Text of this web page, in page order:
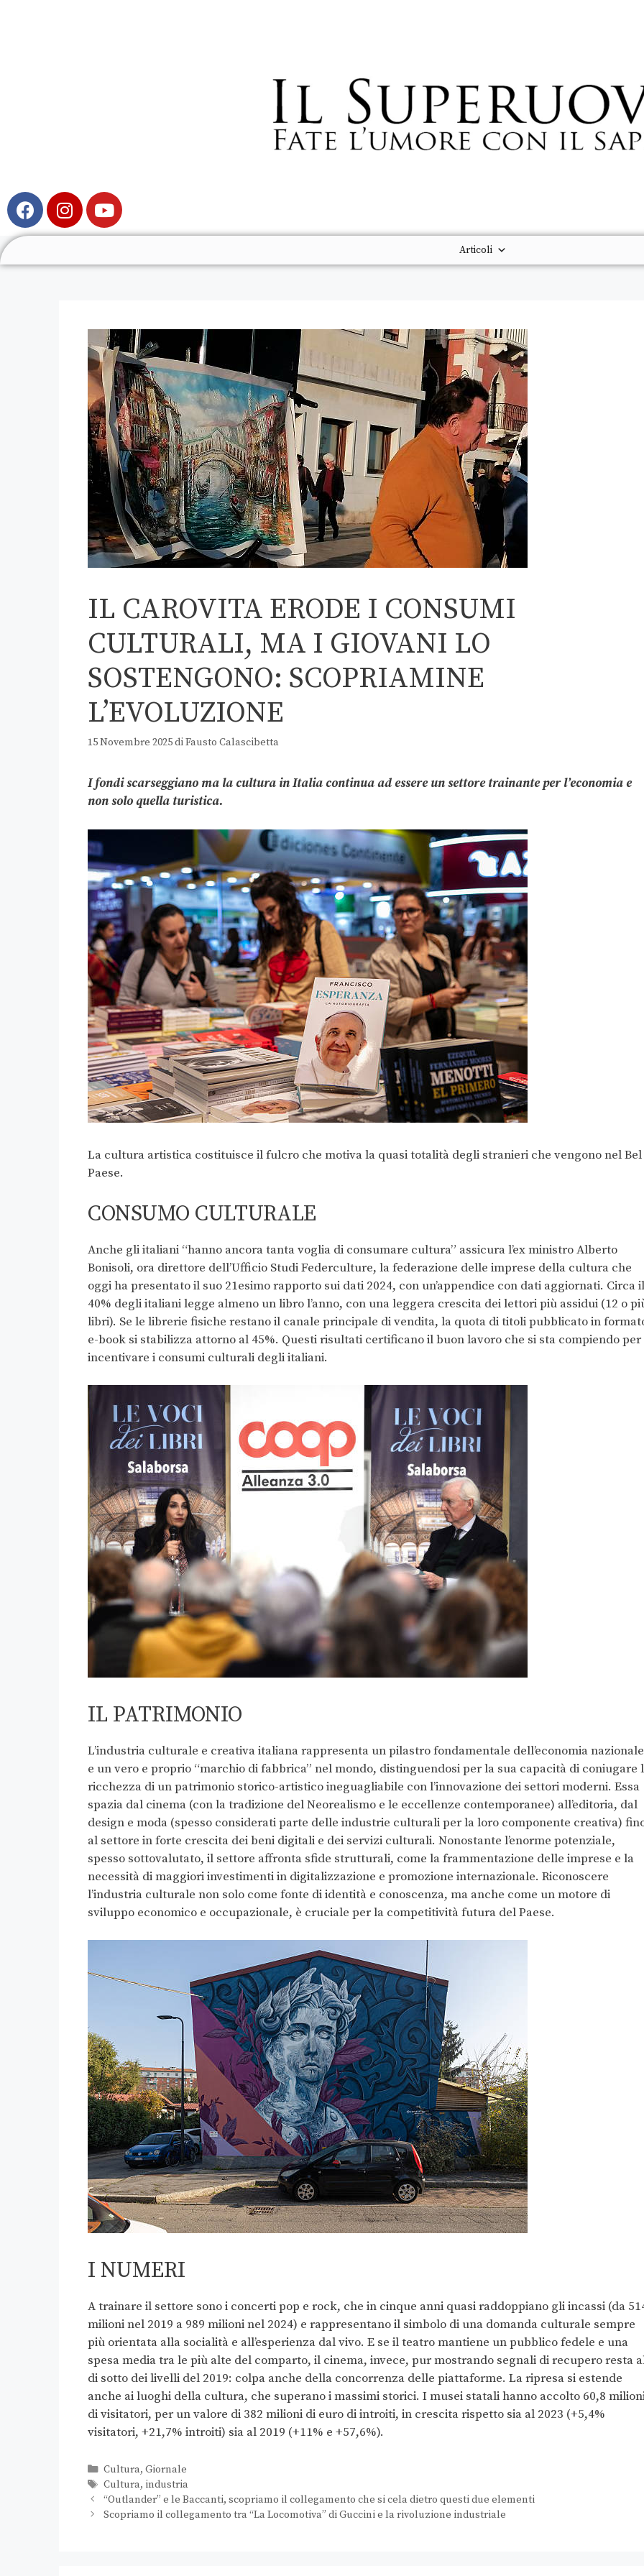
Articoli
IL CAROVITA ERODE I CONSUMI
CULTURALI, MA I GIOVANI LO
SOSTENGONO: SCOPRIAMINE
L’EVOLUZIONE
15 Novembre 2025diFausto Calascibetta
I fondi scarseggiano ma la cultura in Italia continua ad essere un settore trainante per l’economia e
non solo quella turistica.
La cultura artistica costituisce il fulcro che motiva la quasi totalità degli stranieri che vengono nel Bel
Paese.
CONSUMO CULTURALE
Anche gli italiani “hanno ancora tanta voglia di consumare cultura” assicura l’ex ministro Alberto
Bonisoli, ora direttore dell’Ufficio Studi Federculture, la federazione delle imprese della cultura che
oggi ha presentato il suo 21esimo rapporto sui dati 2024, con un’appendice con dati aggiornati. Circa il
40% degli italiani legge almeno un libro l’anno, con una leggera crescita dei lettori più assidui (12 o
libri). Se le librerie fisiche restano il canale principale di vendita, la quota di titoli pubblicato in
e-book si stabilizza attorno al 45%. Questi risultati certificano il buon lavoro che si sta compiendo per
incentivare i consumi culturali degli italiani.
IL PATRIMONIO
L’industria culturale e creativa italiana rappresenta un pilastro fondamentale dell’economia nazionale
e un vero e proprio “marchio di fabbrica” nel mondo, distinguendosi per la sua capacità di coniugare
ricchezza di un patrimonio storico-artistico ineguagliabile con l’innovazione dei settori moderni. Essa
spazia dal cinema (con la tradizione del Neorealismo e le eccellenze contemporanee) all’editoria, dal
design e moda (spesso considerati parte delle industrie culturali per la loro componente creativa)
al settore in forte crescita dei beni digitali e dei servizi culturali. Nonostante l’enorme potenziale,
spesso sottovalutato, il settore affronta sfide strutturali, come la frammentazione delle imprese e la
necessità di maggiori investimenti in digitalizzazione e promozione internazionale. Riconoscere
l’industria culturale non solo come fonte di identità e conoscenza, ma anche come un motore di
sviluppo economico e occupazionale, è cruciale per la competitività futura del Paese.
I NUMERI
A trainare il settore sono i concerti pop e rock, che in cinque anni quasi raddoppiano gli incassi (da
milioni nel 2019 a 989 milioni nel 2024) e rappresentano il simbolo di una domanda culturale sempre
più orientata alla socialità e all’esperienza dal vivo. E se il teatro mantiene un pubblico fedele e una
spesa media tra le più alte del comparto, il cinema, invece, pur mostrando segnali di recupero resta
di sotto dei livelli del 2019: colpa anche della concorrenza delle piattaforme. La ripresa si estende
anche ai luoghi della cultura, che superano i massimi storici. I musei statali hanno accolto 60,8
di visitatori, per un valore di 382 milioni di euro di introiti, in crescita rispetto sia al 2023 (+5,4%
visitatori, +21,7% introiti) sia al 2019 (+11% e +57,6%).
Cultura, Giornale
Cultura, industria
“Outlander” e le Baccanti, scopriamo il collegamento che si cela dietro questi due elementi
Scopriamo il collegamento tra “La Locomotiva” di Guccini e la rivoluzione industriale